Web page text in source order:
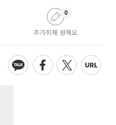
추가취재 원해요
0